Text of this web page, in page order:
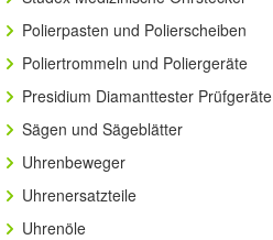
Polierpasten und Polierscheiben
Poliertrommeln und Poliergeräte
Presidium Diamanttester Prüfgeräte
Sägen und Sägeblätter
Uhrenbeweger
Uhrenersatzteile
Uhrenöle